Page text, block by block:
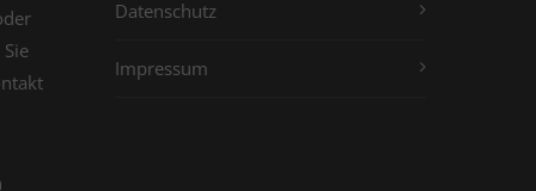
Datenschutz
Impressum